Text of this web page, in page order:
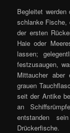
Begleitet
schlanke Fische,
der ersten
Haie oder
lassen;
festzusaugen,
Mittaucher
grauen
seit der Antike
an
entstanden
Drückerfische.